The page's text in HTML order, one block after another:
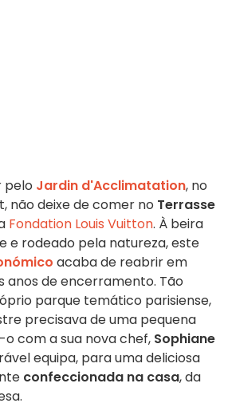
pelo Jardin d'Acclimatation, no
não deixe de comer no Terrasse
Fondation Louis Vuitton. À beira
e rodeado pela natureza, este
acaba de reabrir em
anos de encerramento. Tão
parque temático parisiense,
precisava de uma pequena
com a sua nova chef, Sophiane
equipa, para uma deliciosa
confeccionada na casa, da